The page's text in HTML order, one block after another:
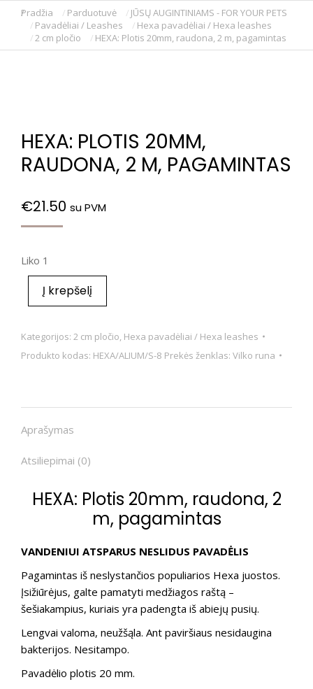
You are here:
Pradžia Parduotuvė
JŪSŲ AUGINTINIAMS - FOR YOUR PETS
Pavadėliai / Leashes
Hexa pavadėliai / Hexa leashes
2 cm pločio
HEXA: Plotis 20mm, raudona, 2 m, pagamintas
HEXA: PLOTIS 20MM,
RAUDONA, 2 M, PAGAMINTAS
€21.50 su PVM
Liko 1
Į krepšelį
Kategorijos: 2 cm pločio, Hexa pavadėliai / Hexa leashes
Produkto kodas: HEXA/ALIUM/S-8 Prekės ženklas: Vilko runa
Aprašymas
Atsiliepimai (0)
HEXA: Plotis 20mm, raudona, 2
m, pagamintas
VANDENIUI ATSPARUS NESLIDUS PAVADĖLIS
Pagamintas iš neslystančios populiarios Hexa juostos.
Įsižiūrėjus, galte pamatyti medžiagos raštą –
šešiakampius, kuriais yra padengta iš abiejų pusių.
Lengvai valoma, neužšąla. Ant paviršiaus nesidaugina
bakterijos. Nesitampo.
Pavadėlio plotis 20 mm.